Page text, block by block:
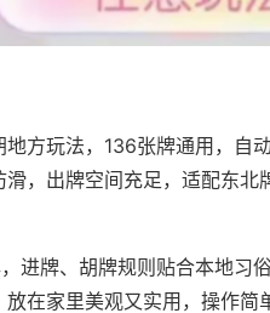
地方玩法，136张牌通用，自
，出牌空间充足，适配东北
进牌、胡牌规则贴合本地习
在家里美观又实用，操作简